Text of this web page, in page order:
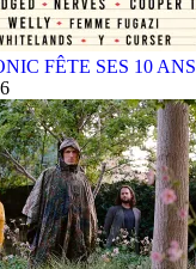
FÊTE SES 10 ANS